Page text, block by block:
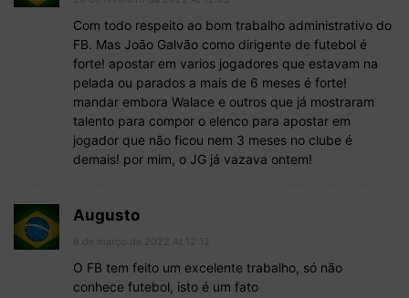
Com todo respeito ao bom trabalho administrativo do
FB. Mas João Galvão como dirigente de futebol é
forte! apostar em varios jogadores que estavam na
pelada ou parados a mais de 6 meses é forte!
mandar embora Walace e outros que já mostraram
talento para compor o elenco para apostar em
jogador que não ficou nem 3 meses no clube é
demais! por mim, o JG já vazava ontem!
Augusto
O FB tem feito um excelente trabalho, só não
conhece futebol, isto é um fato